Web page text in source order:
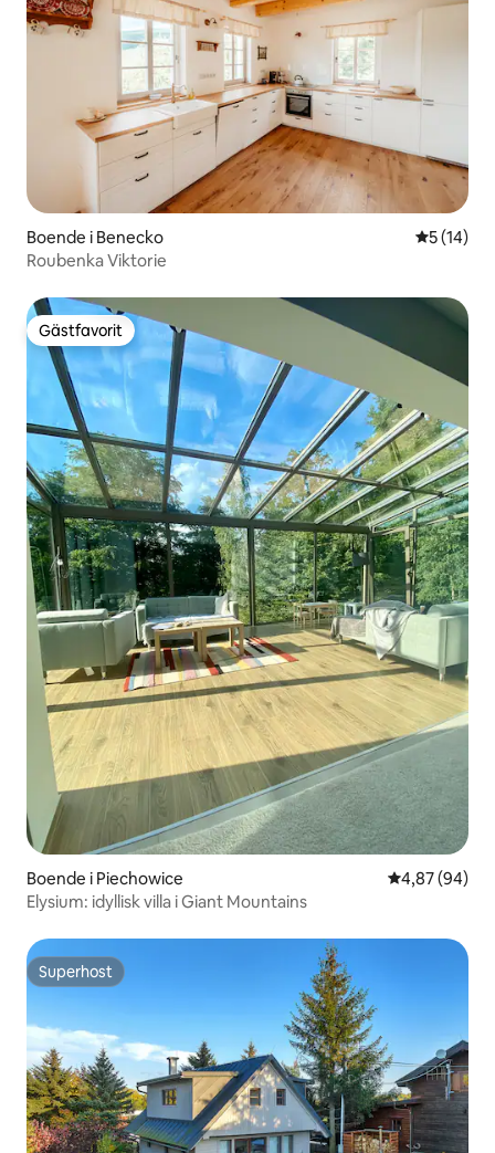
Boende i Benecko 5 av 5 i
5 (14)
Roubenka Viktorie
Gästfavorit
Gästfavorit
Boende i Piechowice 4,87 av 5 i
4,87 (94)
Elysium: idyllisk villa i Giant Mountains
Superhost
Superhost